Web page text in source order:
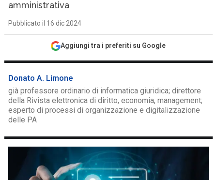
amministrativa
Pubblicato il 16 dic 2024
Aggiungi tra i preferiti su Google
Donato A. Limone
già professore ordinario di informatica giuridica; direttore
della Rivista elettronica di diritto, economia, management;
esperto di processi di organizzazione e digitalizzazione
delle PA